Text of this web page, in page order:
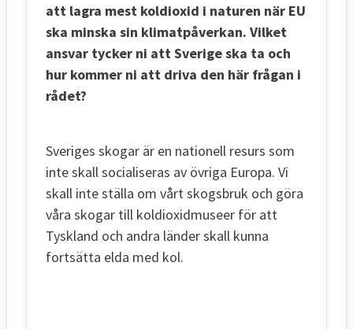
att lagra mest koldioxid i naturen när EU
ska minska sin klimatpåverkan. Vilket
ansvar tycker ni att Sverige ska ta och
hur kommer ni att driva den här frågan i
rådet?
Sveriges skogar är en nationell resurs som
inte skall socialiseras av övriga Europa. Vi
skall inte ställa om vårt skogsbruk och göra
våra skogar till koldioxidmuseer för att
Tyskland och andra länder skall kunna
fortsätta elda med kol.